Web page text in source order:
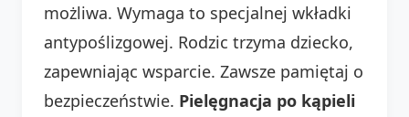
możliwa. Wymaga to specjalnej wkładki
antypoślizgowej. Rodzic trzyma dziecko,
zapewniając wsparcie. Zawsze pamiętaj o
bezpieczeństwie. Pielęgnacja po kąpieli